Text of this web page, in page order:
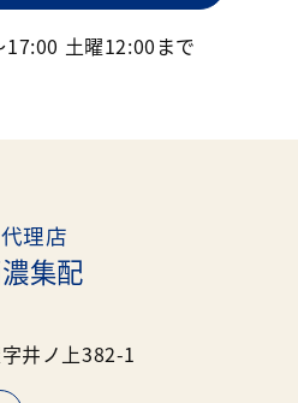
土曜12:00まで
理店
集配
井ノ上382-1